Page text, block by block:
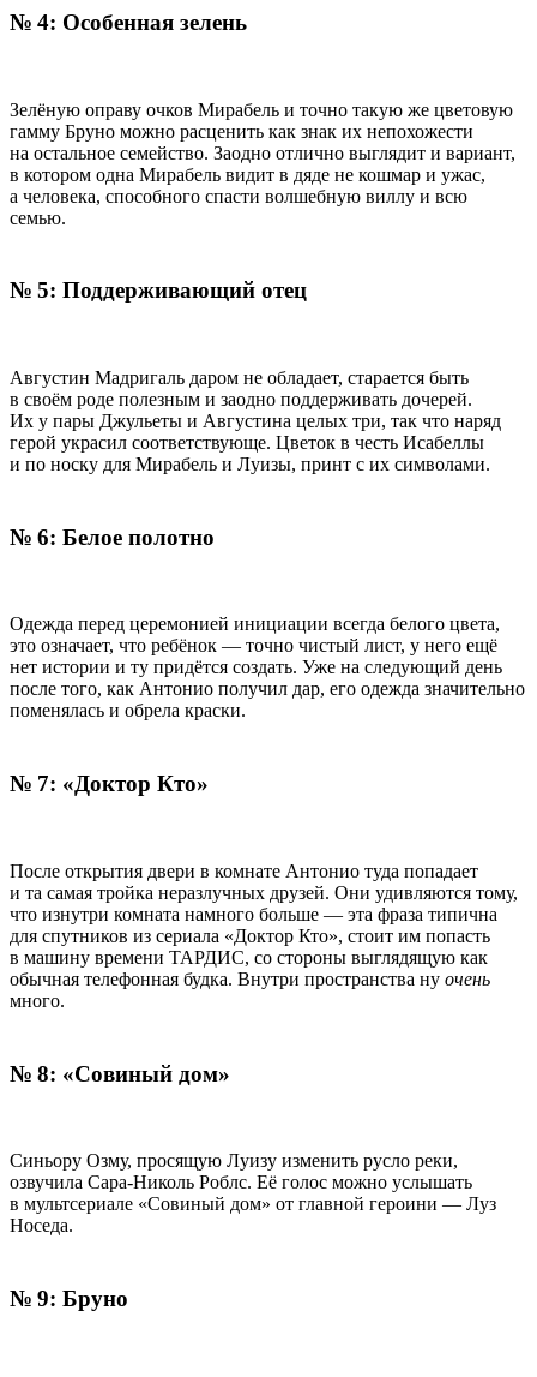
№ 4: Особенная зелень
Зелёную оправу очков Мирабель и точно такую же цветовую
гамму Бруно можно расценить как знак их непохожести
на остальное семейство. Заодно отлично выглядит и вариант,
в котором одна Мирабель видит в дяде не кошмар и ужас,
а человека, способного спасти волшебную виллу и всю
семью.
№ 5: Поддерживающий отец
Августин Мадригаль даром не обладает, старается быть
в своём роде полезным и заодно поддерживать дочерей.
Их у пары Джульеты и Августина целых три, так что наряд
герой украсил соответствующе. Цветок в честь Исабеллы
и по носку для Мирабель и Луизы, принт с их символами.
№ 6: Белое полотно
Одежда перед церемонией инициации всегда белого цвета,
это означает, что ребёнок — точно чистый лист, у него ещё
нет истории и ту придётся создать. Уже на следующий день
после того, как Антонио получил дар, его одежда значительно
поменялась и обрела краски.
№ 7: «Доктор Кто»
После открытия двери в комнате Антонио туда попадает
и та самая тройка неразлучных друзей. Они удивляются тому,
что изнутри комната намного больше — эта фраза типична
для спутников из сериала «Доктор Кто», стоит им попасть
в машину времени ТАРДИС, со стороны выглядящую как
обычная телефонная будка. Внутри пространства ну очень
много.
№ 8: «Совиный дом»
Синьору Озму, просящую Луизу изменить русло реки,
озвучила Сара-Николь Роблс. Её голос можно услышать
в мультсериале «Совиный дом» от главной героини — Луз
Носеда.
№ 9: Бруно